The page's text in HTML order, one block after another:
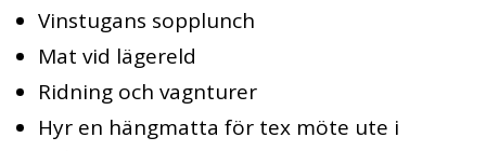
Vinstugans sopplunch
Mat vid lägereld
Ridning och vagnturer
Hyr en hängmatta för tex möte ute i